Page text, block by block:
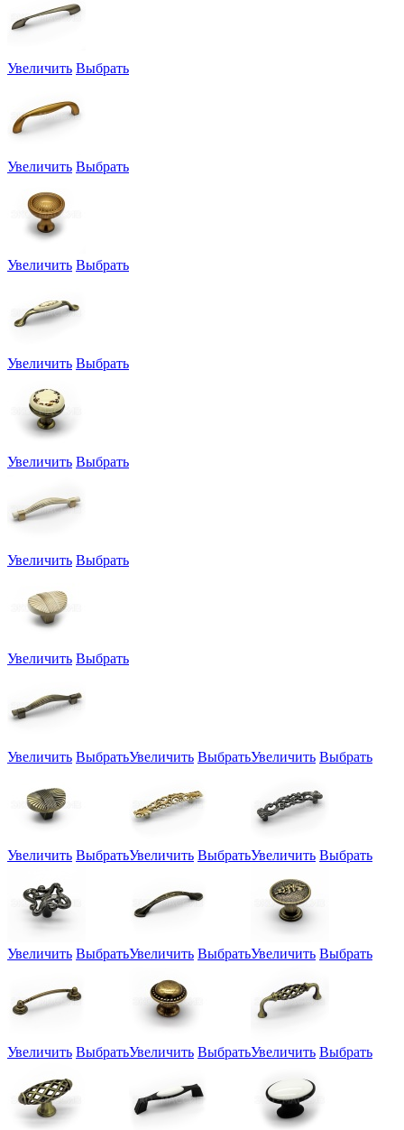
Увеличить Выбрать
Увеличить Выбрать
Увеличить Выбрать
Увеличить Выбрать
Увеличить Выбрать
Увеличить Выбрать
Увеличить Выбрать
Увеличить ВыбратьУвеличить ВыбратьУвеличить Выбрать
Увеличить ВыбратьУвеличить ВыбратьУвеличить Выбрать
Увеличить ВыбратьУвеличить ВыбратьУвеличить Выбрать
Увеличить ВыбратьУвеличить ВыбратьУвеличить Выбрать